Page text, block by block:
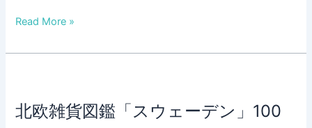
民
学
館
に
Read More »
北欧雑貨図鑑「スウェーデン」100